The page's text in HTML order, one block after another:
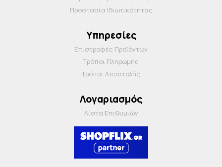
Προστασία Ιδιωτικότητας
Υπηρεσίες
Επιστροφές Προϊόντων
Τρόποι Πληρωμής
Τρόποι Αποστολής
Λογαριασμός
Λίστα Επιθυμιών